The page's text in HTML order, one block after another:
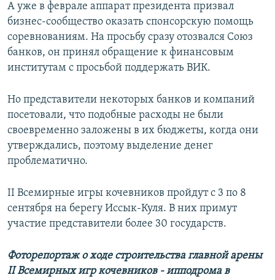
А уже в феврале аппарат президента призвал
бизнес-сообщество оказать спонсорскую помощь
соревнованиям. На просьбу сразу отозвался Союз
банков, он принял обращение к финансовым
институтам с просьбой поддержать ВИК.
Но представители некоторых банков и компаний
посетовали, что подобные расходы не были
своевременно заложены в их бюджеты, когда они
утверждались, поэтому выделение денег
проблематично.
II Всемирные игры кочевников пройдут с 3 по 8
сентября на берегу Иссык-Куля. В них примут
участие представители более 30 государств.
Фоторепортаж о ходе строительства главной арены
II Всемирных игр кочевников - ипподрома в